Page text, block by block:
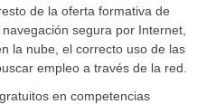
de la oferta formativa de
segura por Internet,
la nube, el correcto uso de las
empleo a través de la red.
en competencias